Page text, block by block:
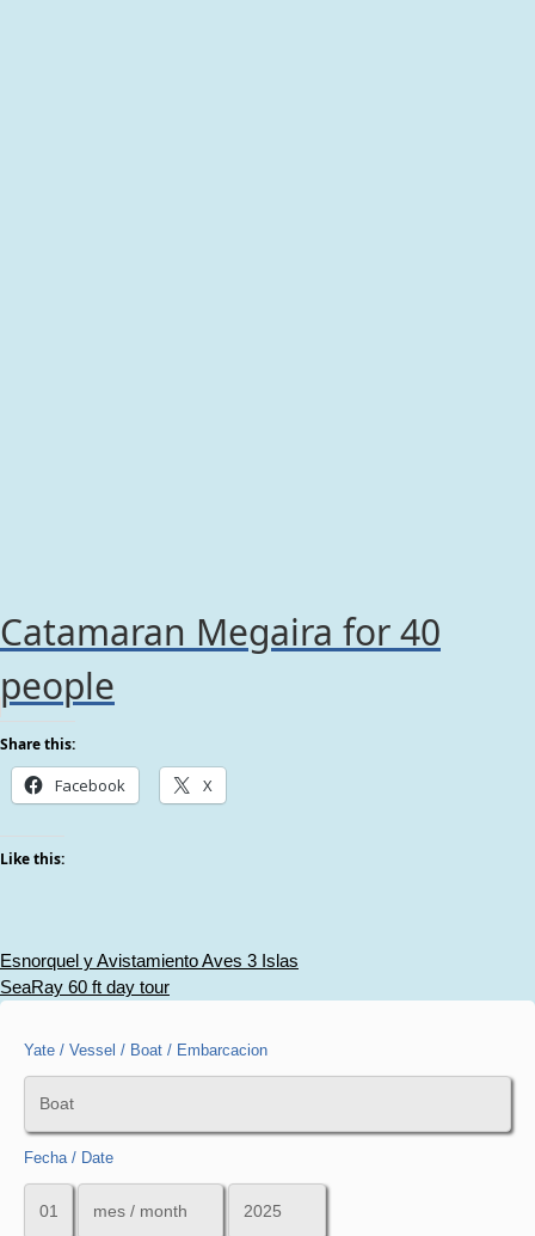
Catamaran Megaira for 40
people
Share this:
Facebook X
Like this:
Post
Esnorquel y Avistamiento Aves 3 Islas
SeaRay 60 ft day tour
Yate / Vessel / Boat / Embarcacion
Fecha / Date